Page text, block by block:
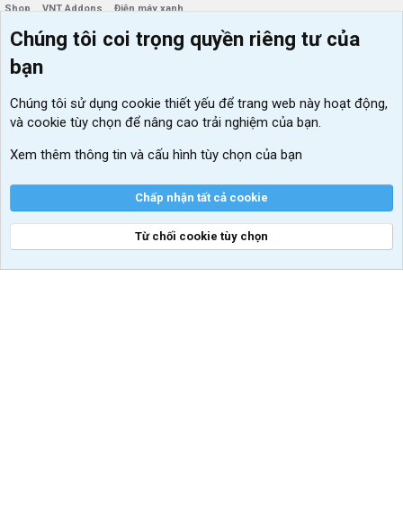
Shop VNT Addons Điện máy xanh
Menu thành viên
Đăng nhập
Diễn đàn
Kích hoạt Windows/ Office miễn phí
VIP add-ons Xenforo
Khuyến mãi và tài trợ
Chúng tôi coi trọng quyền riêng tư của
bạn
Chúng tôi sử dụng cookie thiết yếu để trang web này hoạt động,
và cookie tùy chọn để nâng cao trải nghiệm của bạn.
Xem thêm thông tin và cấu hình tùy chọn của bạn
Chấp nhận tất cả cookie
Từ chối cookie tùy chọn